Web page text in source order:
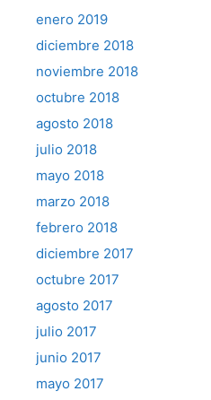
enero 2019
diciembre 2018
noviembre 2018
octubre 2018
agosto 2018
julio 2018
mayo 2018
marzo 2018
febrero 2018
diciembre 2017
octubre 2017
agosto 2017
julio 2017
junio 2017
mayo 2017